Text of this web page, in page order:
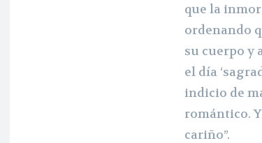
que la
ordenando
su cuerpo y
el día
indicio de
romántico.
cariño”.